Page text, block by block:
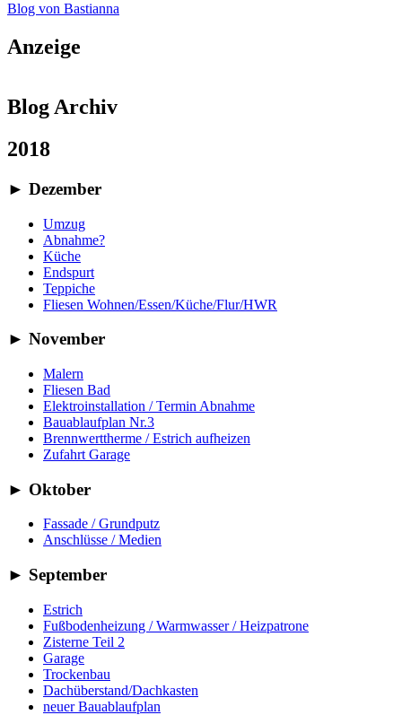
Blog von Bastianna
Anzeige
Blog Archiv
2018
► Dezember
Umzug
Abnahme?
Küche
Endspurt
Teppiche
Fliesen Wohnen/Essen/Küche/Flur/HWR
► November
Malern
Fliesen Bad
Elektroinstallation / Termin Abnahme
Bauablaufplan Nr.3
Brennwerttherme / Estrich aufheizen
Zufahrt Garage
► Oktober
Fassade / Grundputz
Anschlüsse / Medien
► September
Estrich
Fußbodenheizung / Warmwasser / Heizpatrone
Zisterne Teil 2
Garage
Trockenbau
Dachüberstand/Dachkasten
neuer Bauablaufplan